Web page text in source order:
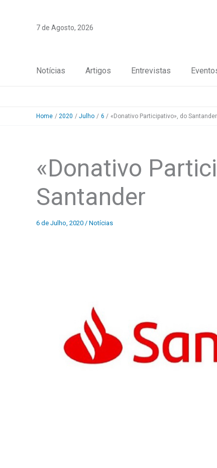
7 de Agosto, 2026
Notícias Artigos Entrevistas
Home 2020 Julho 6 «Donativo Participativo», do Santander
«Donativo
Santander
6 de Julho, 2020 / Notícias